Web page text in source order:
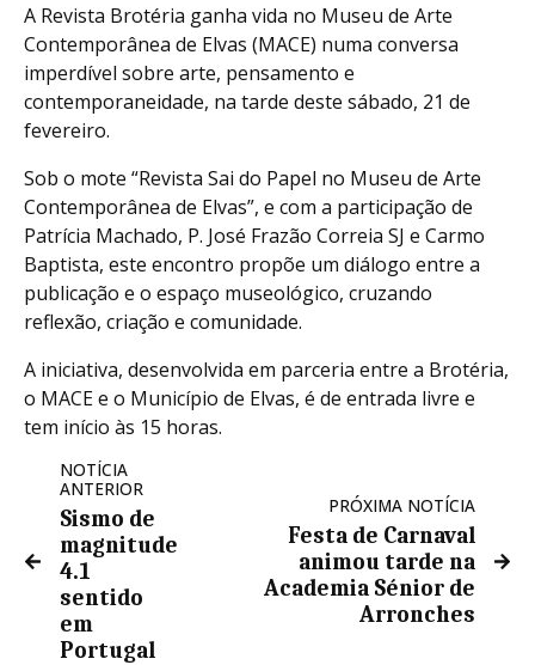
A Revista Brotéria ganha vida no Museu de Arte
Contemporânea de Elvas (MACE) numa conversa
imperdível sobre arte, pensamento e
contemporaneidade, na tarde deste sábado, 21 de
fevereiro.
Sob o mote “Revista Sai do Papel no Museu de Arte
Contemporânea de Elvas”, e com a participação de
Patrícia Machado, P. José Frazão Correia SJ e Carmo
Baptista, este encontro propõe um diálogo entre a
publicação e o espaço museológico, cruzando
reflexão, criação e comunidade.
A iniciativa, desenvolvida em parceria entre a Brotéria,
o MACE e o Município de Elvas, é de entrada livre e
tem início às 15 horas.
NOTÍCIA
ANTERIOR
Sismo de
magnitude
4.1
sentido
em
Portugal
PRÓXIMA NOTÍCIA
Festa de Carnaval
animou tarde na
Academia Sénior de
Arronches